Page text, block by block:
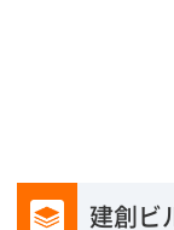
建創ビ